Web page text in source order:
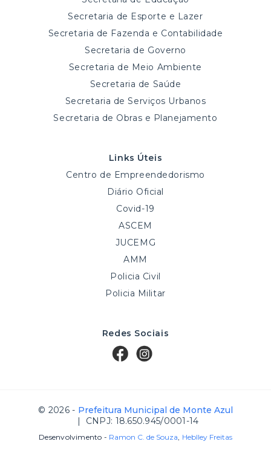
Secretaria de Esporte e Lazer
Secretaria de Fazenda e Contabilidade
Secretaria de Governo
Secretaria de Meio Ambiente
Secretaria de Saúde
Secretaria de Serviços Urbanos
Secretaria de Obras e Planejamento
Links Úteis
Centro de Empreendedorismo
Diário Oficial
Covid-19
ASCEM
JUCEMG
AMM
Policia Civil
Policia Militar
Redes Sociais
© 2026 - Prefeitura Municipal de Monte Azul
| CNPJ: 18.650.945/0001-14
Desenvolvimento - Ramon C. de Souza, Heblley Freitas